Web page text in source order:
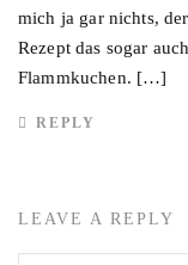
mich ja gar nichts,
Rezept das sogar
Flammkuchen. […]
REPLY
LEAVE A REPLY